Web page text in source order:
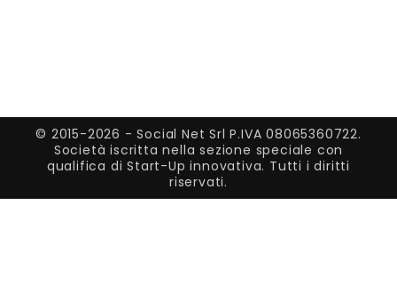
© 2015-2026 - Social Net Srl P.IVA 08065360722.
Società iscritta nella sezione speciale con
qualifica di Start-Up innovativa. Tutti i diritti
riservati.